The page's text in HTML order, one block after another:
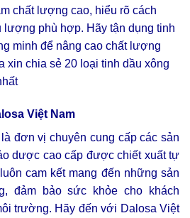
chất lượng cao, hiểu rõ cách
lượng phù hợp. Hãy tận dụng tinh
minh để nâng cao chất lượng
xin chia sẻ 20 loại tinh dầu xông
Việt Nam
đơn vị chuyên cung cấp các sản
dược cao cấp được chiết xuất tự
cam kết mang đến những sản
đảm bảo sức khỏe cho khách
trường. Hãy đến với Dalosa Việt